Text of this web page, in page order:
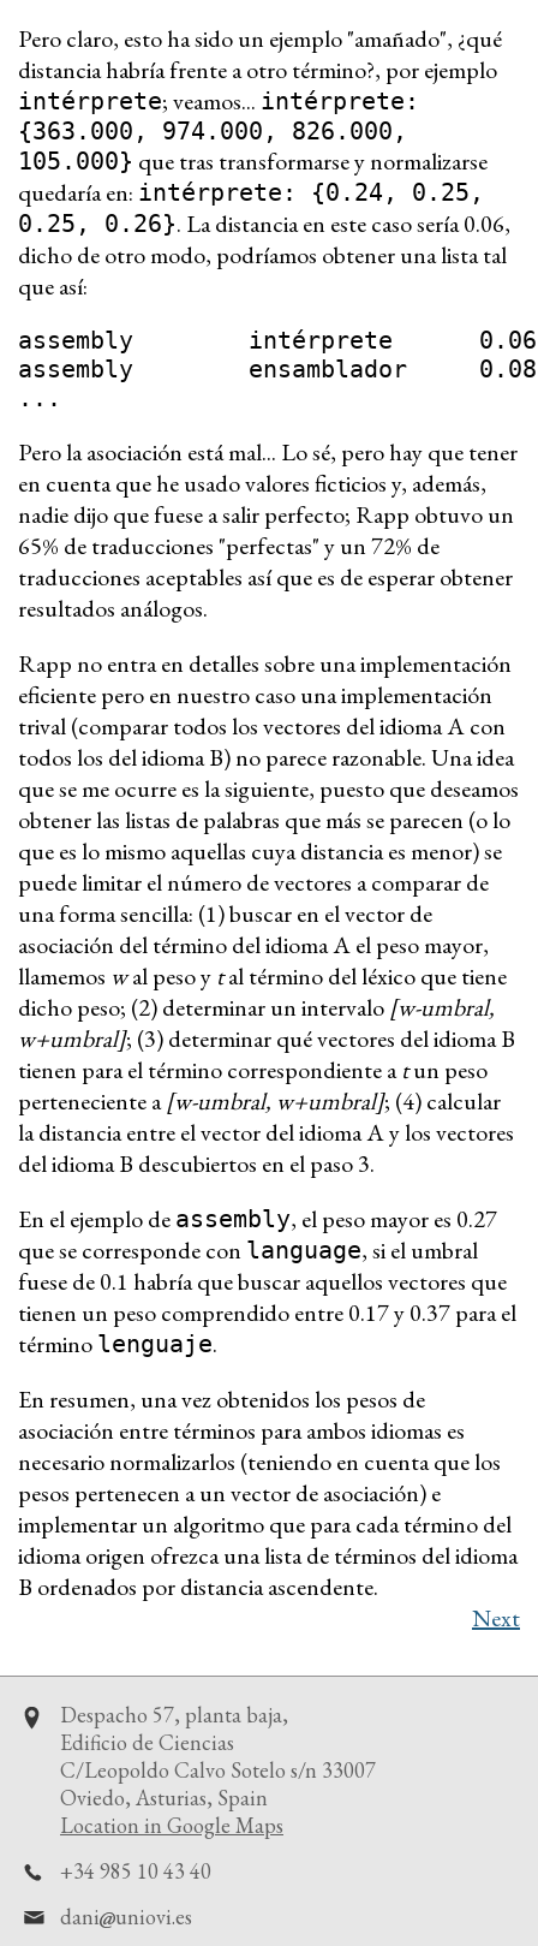
Pero claro, esto ha sido un ejemplo "amañado", ¿qué
distancia habría frente a otro término?, por ejemplo
intérprete; veamos... intérprete:
{363.000, 974.000, 826.000,
105.000} que tras transformarse y normalizarse
quedaría en: intérprete: {0.24, 0.25,
0.25, 0.26}. La distancia en este caso sería 0.06,
dicho de otro modo, podríamos obtener una lista tal
que así:
assembly	intérprete	0.06
assembly	ensamblador	0.08
...
Pero la asociación está mal... Lo sé, pero hay que tener
en cuenta que he usado valores ficticios y, además,
nadie dijo que fuese a salir perfecto; Rapp obtuvo un
65% de traducciones "perfectas" y un 72% de
traducciones aceptables así que es de esperar obtener
resultados análogos.
Rapp no entra en detalles sobre una implementación
eficiente pero en nuestro caso una implementación
trival (comparar todos los vectores del idioma A con
todos los del idioma B) no parece razonable. Una idea
que se me ocurre es la siguiente, puesto que deseamos
obtener las listas de palabras que más se parecen (o lo
que es lo mismo aquellas cuya distancia es menor) se
puede limitar el número de vectores a comparar de
una forma sencilla: (1) buscar en el vector de
asociación del término del idioma A el peso mayor,
llamemos wal peso y tal término del léxico que tiene
dicho peso; (2) determinar un intervalo [w-umbral,
w+umbral]; (3) determinar qué vectores del idioma B
tienen para el término correspondiente atun peso
perteneciente a[w-umbral, w+umbral]; (4) calcular
la distancia entre el vector del idioma A y los vectores
del idioma B descubiertos en el paso 3.
En el ejemplo de assembly, el peso mayor es 0.27
que se corresponde con language, si el umbral
fuese de 0.1 habría que buscar aquellos vectores que
tienen un peso comprendido entre 0.17 y 0.37 para el
término lenguaje.
En resumen, una vez obtenidos los pesos de
asociación entre términos para ambos idiomas es
necesario normalizarlos (teniendo en cuenta que los
pesos pertenecen a un vector de asociación) e
implementar un algoritmo que para cada término del
idioma origen ofrezca una lista de términos del idioma
B ordenados por distancia ascendente.
Next
Despacho 57, planta baja,
Edificio de Ciencias
C/Leopoldo Calvo Sotelo s/n 33007
Oviedo, Asturias, Spain
Location in Google Maps
+34 985 10 43 40
dani
uniovi.es